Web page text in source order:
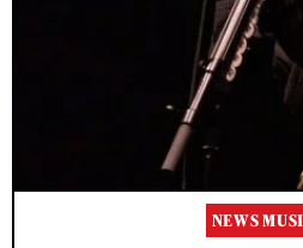
NEWS